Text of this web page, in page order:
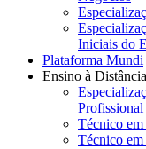
Iniciais do
Plataforma Mundi
Ensino à
Técnico
Técnico